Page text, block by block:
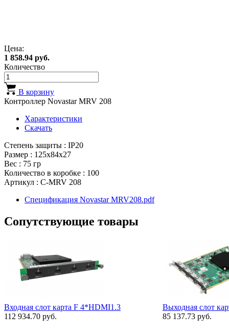
Цена:
1 858.94 руб.
Количество
В корзину
Контроллер Novastar MRV 208
Характеристики
Скачать
Степень защиты : IP20
Размер : 125x84x27
Вес : 75 гр
Количество в коробке : 100
Артикул : C-MRV 208
Спецификация Novastar MRV208.pdf
Сопутствующие товары
Входная слот карта F 4*HDMI1.3
112 934.70 руб.
Выходная слот
85 137.73 руб.